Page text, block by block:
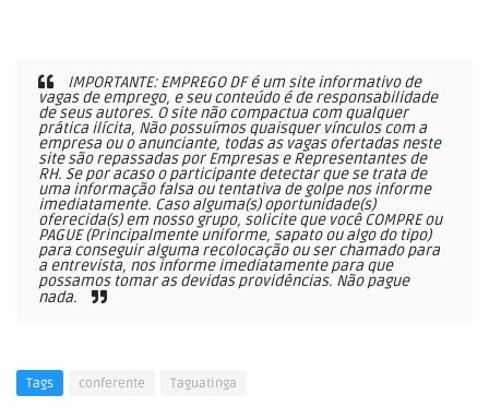
IMPORTANTE: EMPREGO DF é um site informativo de
vagas de emprego, e seu conteúdo é de responsabilidade
de seus autores. O site não compactua com qualquer
prática ilícita, Não possuímos quaisquer vínculos com a
empresa ou o anunciante, todas as vagas ofertadas neste
site são repassadas por Empresas e Representantes de
RH. Se por acaso o participante detectar que se trata de
uma informação falsa ou tentativa de golpe nos informe
imediatamente. Caso alguma(s) oportunidade(s)
oferecida(s) em nosso grupo, solicite que você COMPRE ou
PAGUE (Principalmente uniforme, sapato ou algo do tipo)
para conseguir alguma recolocação ou ser chamado para
a entrevista, nos informe imediatamente para que
possamos tomar as devidas providências. Não pague
nada.
Tags conferente Taguatinga